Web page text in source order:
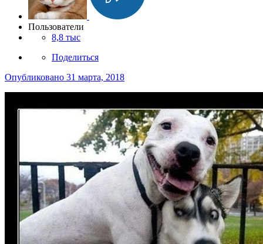
Пользователи
8,8 тыс
Поделиться
Опубликовано 31 марта, 2018